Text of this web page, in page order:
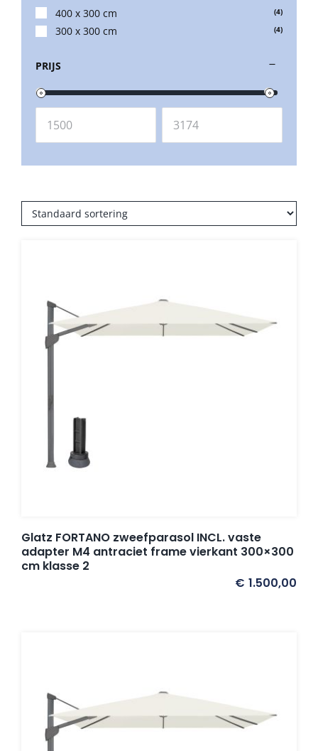
400 x 300 cm
(4)
300 x 300 cm (4)
PRIJS
Glatz FORTANO zweefparasol INCL. vaste
adapter M4 antraciet frame vierkant 300×300
cm klasse 2
€ 1.500,00